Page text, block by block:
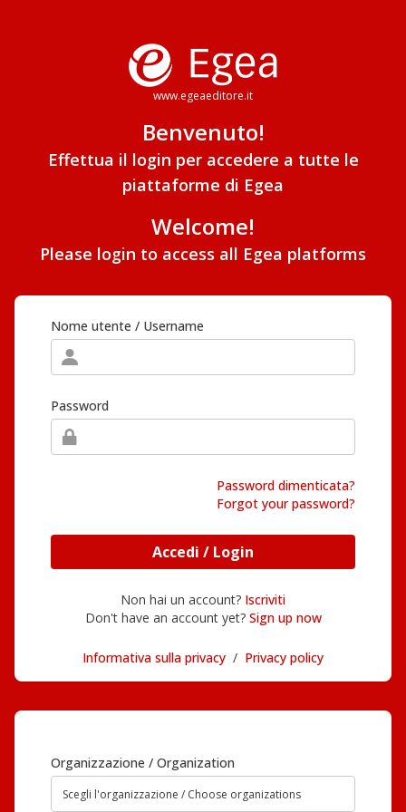
www.egeaeditore.it
Benvenuto!
Effettua il login per accedere a tutte le
piattaforme di Egea
Welcome!
Please login to access all Egea platforms
Nome utente / Username
Password
Password dimenticata?
Forgot your password?
Accedi / Login
Non hai un account? Iscriviti
Don't have an account yet? Sign up now
Informativa sulla privacy / Privacy policy
Organizzazione / Organization